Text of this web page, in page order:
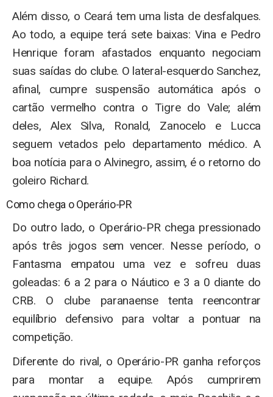
Além disso, o Ceará tem uma lista de desfalques.
Ao todo, a equipe terá sete baixas: Vina e Pedro
Henrique foram afastados enquanto negociam
suas saídas do clube. O lateral-esquerdo Sanchez,
afinal, cumpre suspensão automática após o
cartão vermelho contra o Tigre do Vale; além
deles, Alex Silva, Ronald, Zanocelo e Lucca
seguem vetados pelo departamento médico. A
boa notícia para o Alvinegro, assim, é o retorno do
goleiro Richard.
Como chega o Operário-PR
Do outro lado, o Operário-PR chega pressionado
após três jogos sem vencer. Nesse período, o
Fantasma empatou uma vez e sofreu duas
goleadas: 6 a 2 para o Náutico e 3 a 0 diante do
CRB. O clube paranaense tenta reencontrar
equilíbrio defensivo para voltar a pontuar na
competição.
Diferente do rival, o Operário-PR ganha reforços
para montar a equipe. Após cumprirem